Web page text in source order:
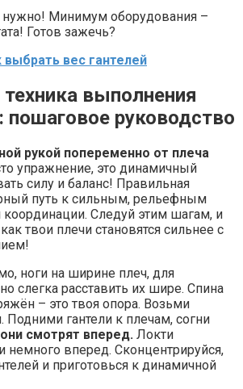
нужно! Минимум оборудования –
Готов зажечь?
выбрать вес гантелей
выполнения
пошаговое руководство
рукой попеременно от плеча
упражнение, это динамичный
силу и баланс! Правильная
путь к сильным, рельефным
координации. Следуй этим шагам, и
твои плечи становятся сильнее с
ноги на ширине плеч, для
слегка расставить их шире. Спина
– это твоя опора. Возьми
Подними гантели к плечам, согни
смотрят вперед. Локти
немного вперед. Сконцентрируйся,
и приготовься к динамичной